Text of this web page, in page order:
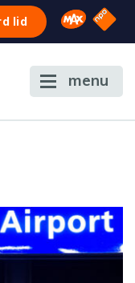
lid Omroep
NPO
menu